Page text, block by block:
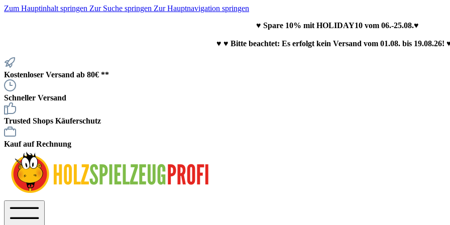
Zum Hauptinhalt springen Zur Suche springen Zur Hauptnavigation springen
♥ Spare 10% mit HOLIDAY10 vom 06.-25.08.♥
♥ ♥ Bitte beachtet: Es erfolgt kein Versand vom 01.08. bis 19.08.26!
Kostenloser Versand ab 80€ **
Schneller Versand
Trusted Shops Käuferschutz
Kauf auf Rechnung